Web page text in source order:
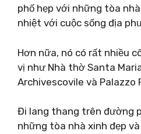
phố hẹp với những tòa
nhiệt với cuộc sống địa
Hơn nữa, nó có rất nhiều
vị như Nhà thờ Santa
Archivescovile và Palazzo
Đi lang thang trên đường
những tòa nhà xinh đẹp